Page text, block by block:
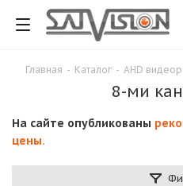
Главная - Каталог - АНD
8-ми
На сайте опубликованы
цены.